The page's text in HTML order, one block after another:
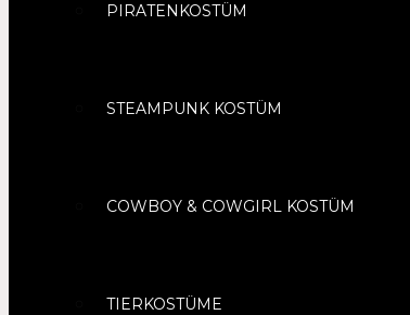
PIRATENKOSTÜM
STEAMPUNK KOSTÜM
COWBOY & COWGIRL KOSTÜM
TIERKOSTÜME